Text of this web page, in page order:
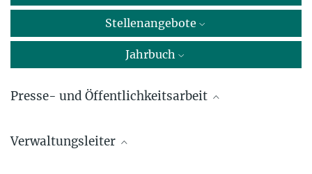
Stellenangebote
Jahrbuch
Presse- und Öffentlichkeitsarbeit
Dr. Myriam Rion
Verwaltungsleiter